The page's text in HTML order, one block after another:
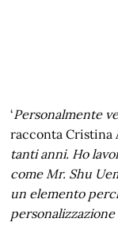
‘Personalmente
racconta Cristina
tanti anni. Ho
come Mr. Shu
un elemento